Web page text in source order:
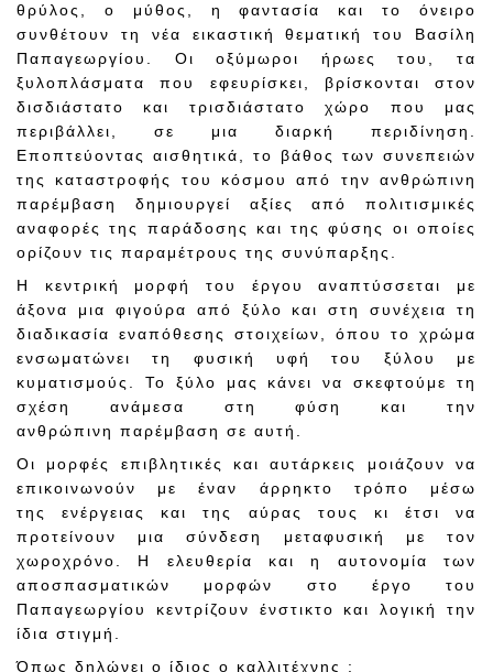
θρύλος, ο μύθος, η φαντασία και το όνειρο
συνθέτουν τη νέα εικαστική θεματική του Βασίλη
Παπαγεωργίου. Οι οξύμωροι ήρωες του, τα
ξυλοπλάσματα που εφευρίσκει, βρίσκονται στον
δισδιάστατο και τρισδιάστατο χώρο που μας
περιβάλλει, σε μια διαρκή περιδίνηση.
Eποπτεύοντας αισθητικά, το βάθος των συνεπειών
της καταστροφής του κόσμου από την ανθρώπινη
παρέμβαση δημιουργεί αξίες από πολιτισμικές
αναφορές της παράδοσης και της φύσης οι οποίες
ορίζουν τις παραμέτρους της συνύπαρξης.
Η κεντρική μορφή του έργου αναπτύσσεται με
άξονα μια φιγούρα από ξύλο και στη συνέχεια τη
διαδικασία εναπόθεσης στοιχείων, όπου το χρώμα
ενσωματώνει τη φυσική υφή του ξύλου με
κυματισμούς. Το ξύλο μας κάνει να σκεφτούμε τη
σχέση ανάμεσα στη φύση και την
ανθρώπινη παρέμβαση σε αυτή.
Οι μορφές επιβλητικές και αυτάρκεις μοιάζουν να
επικοινωνούν με έναν άρρηκτο τρόπο μέσω
της ενέργειας και της αύρας τους κι έτσι να
προτείνουν μια σύνδεση μεταφυσική με τον
χωροχρόνο. Η ελευθερία και η αυτονομία των
αποσπασματικών μορφών στο έργο του
Παπαγεωργίου κεντρίζουν ένστικτο και λογική την
ίδια στιγμή.
Όπως δηλώνει ο ίδιος ο καλλιτέχνης :